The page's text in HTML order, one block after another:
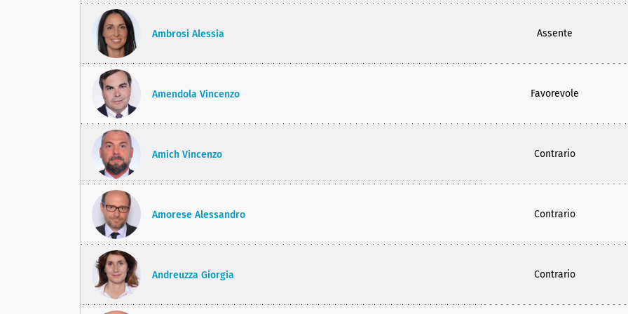
Ambrosi Alessia Assente
Amendola Vincenzo Favorevole
Amich Vincenzo Contrario
Amorese Alessandro Contrario
Andreuzza Giorgia Contrario